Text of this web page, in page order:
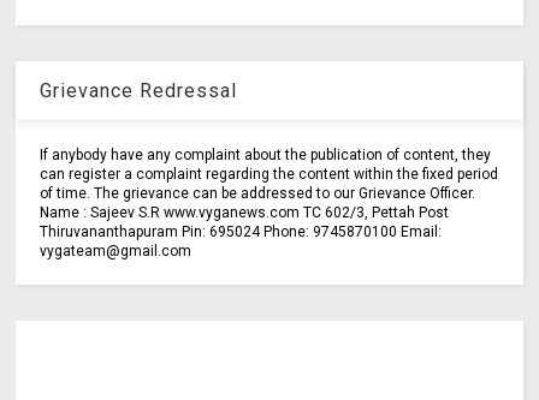
Grievance Redressal
If anybody have any complaint about the publication of content, they
can register a complaint regarding the content within the fixed period
of time. The grievance can be addressed to our Grievance Officer.
Name : Sajeev S.R www.vyganews.com TC 602/3, Pettah Post
Thiruvananthapuram Pin: 695024 Phone: 9745870100 Email:
vygateam@gmail.com